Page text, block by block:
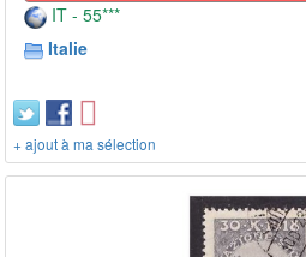
IT - 55***
Italie
+ ajout à ma sélection